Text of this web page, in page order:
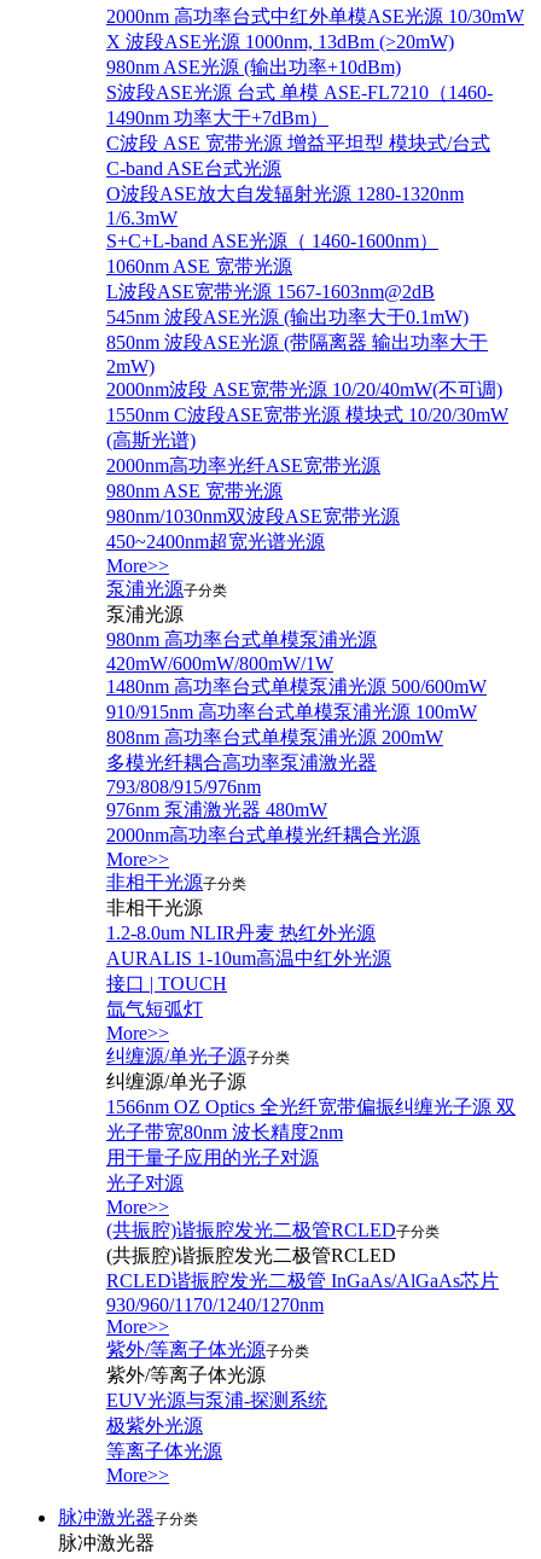
2000nm 高功率台式中红外单模ASE光源 10/30mW
X 波段ASE光源 1000nm, 13dBm (>20mW)
980nm ASE光源 (输出功率+10dBm)
S波段ASE光源 台式 单模 ASE-FL7210（1460-
1490nm 功率大于+7dBm）
C波段 ASE 宽带光源 增益平坦型 模块式/台式
C-band ASE台式光源
O波段ASE放大自发辐射光源 1280-1320nm
1/6.3mW
S+C+L-band ASE光源（ 1460-1600nm）
1060nm ASE 宽带光源
L波段ASE宽带光源 1567-1603nm@2dB
545nm 波段ASE光源 (输出功率大于0.1mW)
850nm 波段ASE光源 (带隔离器 输出功率大于
2mW)
2000nm波段 ASE宽带光源 10/20/40mW(不可调)
1550nm C波段ASE宽带光源 模块式 10/20/30mW
(高斯光谱)
2000nm高功率光纤ASE宽带光源
980nm ASE 宽带光源
980nm/1030nm双波段ASE宽带光源
450~2400nm超宽光谱光源
More>>
泵浦光源子分类
泵浦光源
980nm 高功率台式单模泵浦光源
420mW/600mW/800mW/1W
1480nm 高功率台式单模泵浦光源 500/600mW
910/915nm 高功率台式单模泵浦光源 100mW
808nm 高功率台式单模泵浦光源 200mW
多模光纤耦合高功率泵浦激光器
793/808/915/976nm
976nm 泵浦激光器 480mW
2000nm高功率台式单模光纤耦合光源
More>>
非相干光源子分类
非相干光源
1.2-8.0um NLIR丹麦 热红外光源
AURALIS 1-10um高温中红外光源
接口 | TOUCH
氙气短弧灯
More>>
纠缠源/单光子源子分类
纠缠源/单光子源
1566nm OZ Optics 全光纤宽带偏振纠缠光子源 双
光子带宽80nm 波长精度2nm
用于量子应用的光子对源
光子对源
More>>
(共振腔)谐振腔发光二极管RCLED子分类
(共振腔)谐振腔发光二极管RCLED
RCLED谐振腔发光二极管 InGaAs/AlGaAs芯片
930/960/1170/1240/1270nm
More>>
紫外/等离子体光源子分类
紫外/等离子体光源
EUV光源与泵浦-探测系统
极紫外光源
等离子体光源
More>>
脉冲激光器子分类
脉冲激光器